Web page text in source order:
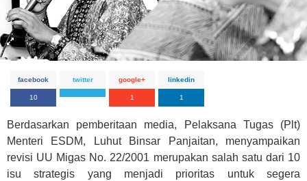
facebook
10
twitter google+
1
linkedin
1
Berdasarkan pemberitaan media, Pelaksana Tugas (Plt)
Menteri ESDM, Luhut Binsar Panjaitan, menyampaikan
revisi UU Migas No. 22/2001 merupakan salah satu dari 10
isu strategis yang menjadi prioritas untuk segera